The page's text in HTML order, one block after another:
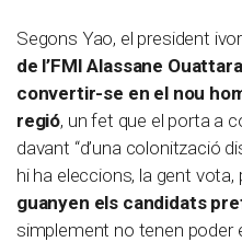
Segons Yao, el president
de l’FMI Alassane
convertir-se en el nou
regió, un fet que el porta a
davant “d’una colonització
hi ha eleccions, la gent vota,
guanyen els candidats
simplement no tenen poder